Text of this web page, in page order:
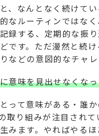
、なんとなく続けて
なルーティンではな
録する、定期的な振
です。ただ漫然と続
などの意図的なチャレ
意味を見出せなくな
って意味がある・誰
取り組みが注目され
みます。やればやる